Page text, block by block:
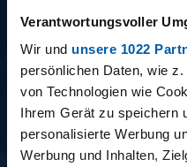
Verantwortungsvoller
Wir und unsere 1022
persönlichen Daten, wie
von Technologien wie
Ihrem Gerät zu speichern
personalisierte Werbung
Werbung und Inhalten,
BUNDESLIGA